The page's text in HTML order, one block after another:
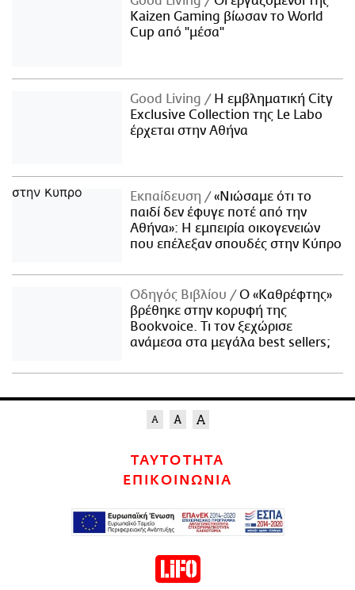
Kaizen Gaming βίωσαν το World
Cup από "μέσα"
Good Living
Η εμβληματική City
Exclusive Collection της Le Labo
έρχεται στην Αθήνα
Εκπαίδευση
«Νιώσαμε ότι το
παιδί δεν έφυγε ποτέ από την
Αθήνα»: Η εμπειρία οικογενειών
που επέλεξαν σπουδές στην Κύπρο
Οδηγός Βιβλίου
Ο «Καθρέφτης»
βρέθηκε στην κορυφή της
Bookvoice. Τι τον ξεχώρισε
ανάμεσα στα μεγάλα best sellers;
ΤΑΥΤΟΤΗΤΑ
ΕΠΙΚΟΙΝΩΝΙΑ